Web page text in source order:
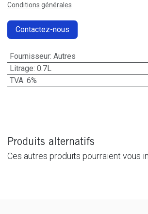
Conditions générales
Contactez-nous
Fournisseur: Autres
Litrage: 0.7L
TVA: 6%
Produits alternatifs
Ces autres produits pourraient vous